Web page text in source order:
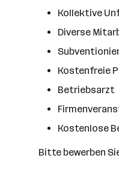
Kollektive
Diverse
Kostenfreie
Betriebsarzt
Kostenlose
Bitte bewerben